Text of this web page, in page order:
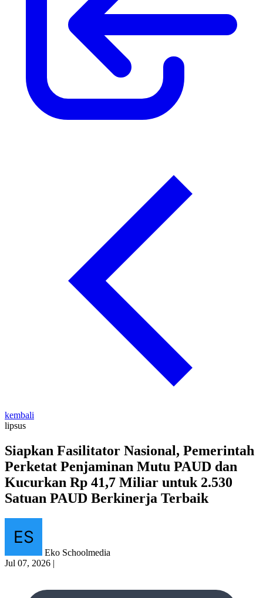
kembali
lipsus
Siapkan Fasilitator Nasional, Pemerintah
Perketat Penjaminan Mutu PAUD dan
Kucurkan Rp 41,7 Miliar untuk 2.530
Satuan PAUD Berkinerja Terbaik
Eko Schoolmedia
Jul 07, 2026 |